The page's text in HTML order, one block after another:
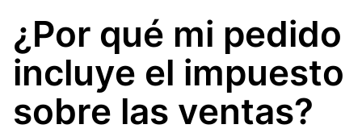
¿Por qué mi pedido
incluye el impuesto
sobre las ventas?